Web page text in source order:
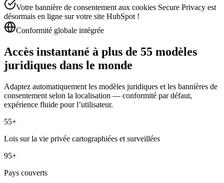
Votre bannière de consentement aux cookies Secure Privacy est
désormais en ligne sur votre site HubSpot !
Conformité globale intégrée
Accès instantané à plus de 55 modèles
juridiques dans le monde
Adaptez automatiquement les modèles juridiques et les bannières de
consentement selon la localisation — conformité par défaut,
expérience fluide pour l’utilisateur.
55+
Lois sur la vie privée cartographiées et surveillées
95+
Pays couverts